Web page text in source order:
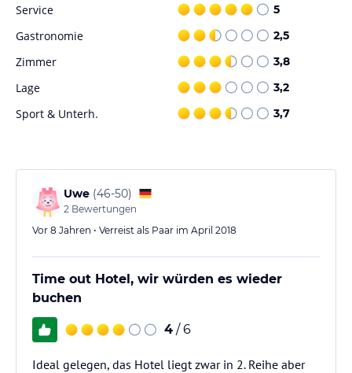
Service 5
Gastronomie 2,5
Zimmer 3,8
Lage 3,2
Sport & Unterh. 3,7
Uwe (46-50)
2 Bewertungen
Vor 8 Jahren • Verreist als Paar im April 2018
Time out Hotel, wir würden es wieder
buchen
4 / 6
Ideal gelegen, das Hotel liegt zwar in 2. Reihe aber